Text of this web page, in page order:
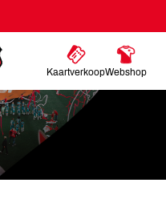
KaartverkoopWebshop